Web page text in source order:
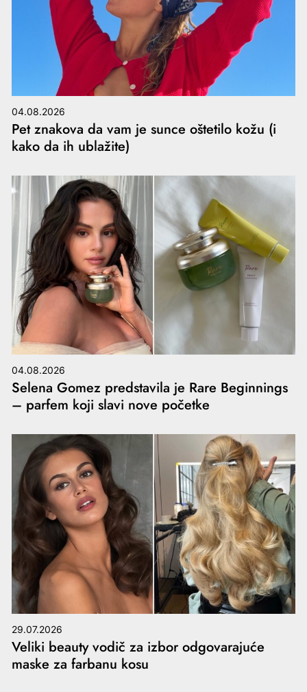
04.08.2026
Pet znakova da vam je sunce oštetilo kožu (i
kako da ih ublažite)
04.08.2026
Selena Gomez predstavila je Rare Beginnings
– parfem koji slavi nove početke
29.07.2026
Veliki beauty vodič za izbor odgovarajuće
maske za farbanu kosu